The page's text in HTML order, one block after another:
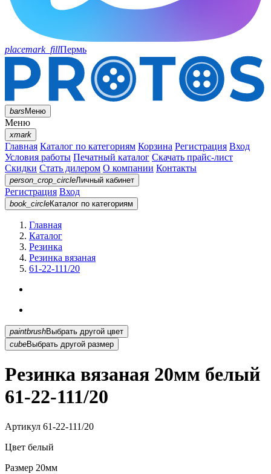
placemark_fillПермь
barsМеню
Меню
xmark
Главная Каталог по категориям Корзина Регистрация Вход
Условия работы Печатный каталог Скачать прайс-лист
Скидки Стать дилером О компании Контакты
person_crop_circleЛичный кабинет
Регистрация Вход
book_circleКаталог по категориям
Главная
Каталог
Резинка
Резинка вязаная
61-22-111/20
paintbrush
Выбрать другой цвет
cubeВыбрать другой размер
Резинка вязаная 20мм белый
61-22-111/20
Артикул 61-22-111/20
Цвет белый
Размер 20мм